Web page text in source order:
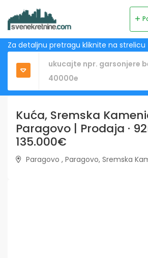
Za detaljnu pretragu kliknite na strelicu
Kuća, Sremska
Paragovo | Prodaja ·
135.000€
Paragovo , Paragovo, Sremska